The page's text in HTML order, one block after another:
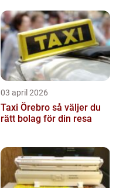
03 april 2026
Taxi Örebro så väljer du
rätt bolag för din resa